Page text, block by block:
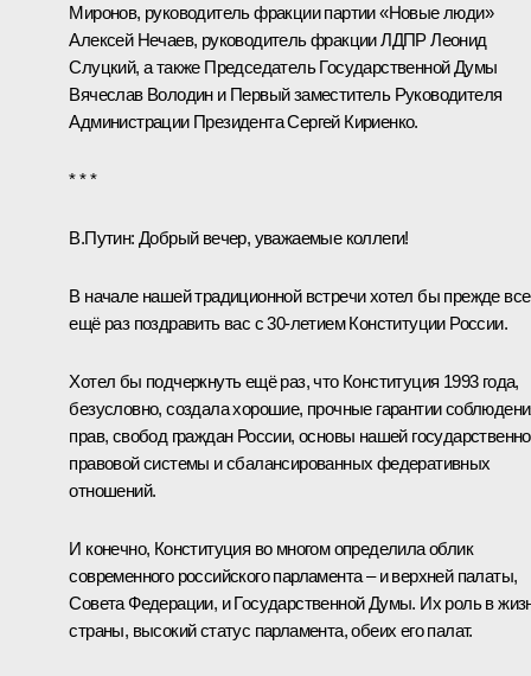
Миронов, руководитель фракции партии «Новые люди»
Алексей Нечаев, руководитель фракции ЛДПРЛеонид
Слуцкий, а также Председатель Государственной Думы
Вячеслав Володини Первый заместитель Руководителя
Администрации ПрезидентаСергей Кириенко.
* * *
В.Путин: Добрый вечер, уважаемые коллеги!
В начале нашей традиционной встречи хотел бы прежде
ещё раз поздравить вас с 30-летием Конституции России.
Хотел бы подчеркнуть ещё раз, что Конституция 1993 года,
безусловно, создала хорошие, прочные гарантии
прав, свобод граждан России, основы нашей
правовой системы и сбалансированных федеративных
отношений.
И конечно, Конституция во многом определила облик
современного российского парламента – и верхней палаты,
Совета Федерации, и Государственной Думы. Их роль в
страны, высокий статус парламента, обеих его палат.